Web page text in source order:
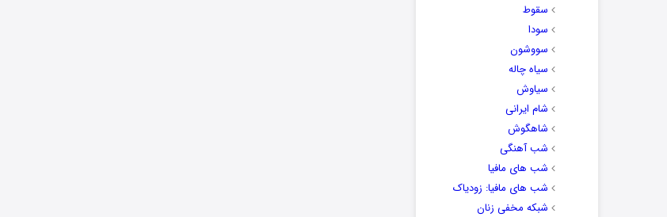
سقوط
سودا
سووشون
سیاه چاله
سیاوش
شام ایرانی
شاهگوش
شب آهنگی
شب های مافیا
شب های مافیا: زودیاک
شبکه مخفی زنان